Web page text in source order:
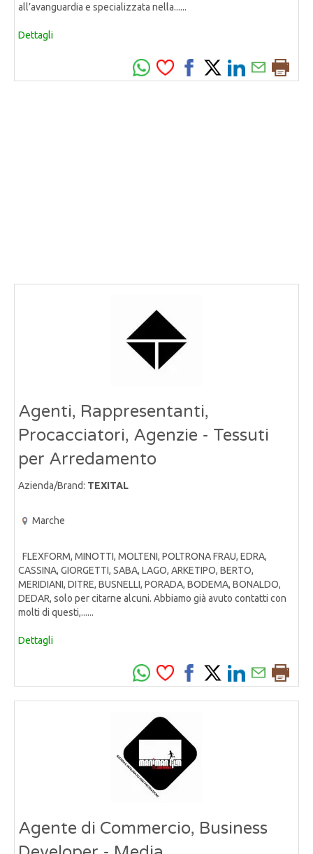
all’avanguardia e specializzata nella......
Dettagli
Agenti, Rappresentanti,
Procacciatori, Agenzie - Tessuti
per Arredamento
Azienda/Brand: TEXITAL
Marche
FLEXFORM, MINOTTI, MOLTENI, POLTRONA FRAU, EDRA,
CASSINA, GIORGETTI, SABA, LAGO, ARKETIPO, BERTO,
MERIDIANI, DITRE, BUSNELLI, PORADA, BODEMA, BONALDO,
DEDAR, solo per citarne alcuni. Abbiamo già avuto contatti con
molti di questi,......
Dettagli
Agente di Commercio, Business